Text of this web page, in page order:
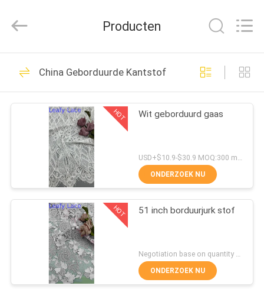
THUIS
PRODUCTEN
FABRIEKSREIS
KWALITEITSCONTROLE
CONTACTEER
Ltd..
Reserved.
Geborduurde
Kantstof
280
Lovertje
Geborduurde Stof
194
Producten
China Geborduurde Kantstof
HOT Wit geborduurd gaas
USD+$10.9-$30.9 MOQ:300 meter.
ONDERZOEK NU
HOT 51 inch borduurjurk stof
ONDERZOEK NU